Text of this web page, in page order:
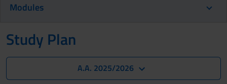
Modules
Study Plan
A.A. 2025/2026